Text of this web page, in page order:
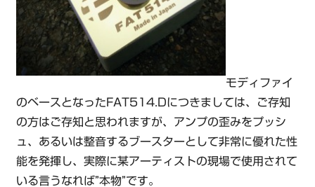
モディファイ
のベースとなったFAT514.Dにつきましては、ご存知
の方はご存知と思われますが、アンプの歪みをプッシ
ュ、あるいは整音するブースターとして非常に優れた性
能を発揮し、実際に某アーティストの現場で使用されて
いる言うなれば”本物”です。